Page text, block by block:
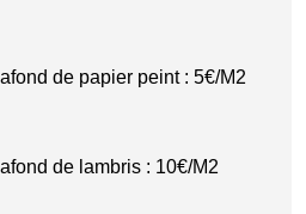
de papier peint : 5€/M2
de lambris : 10€/M2